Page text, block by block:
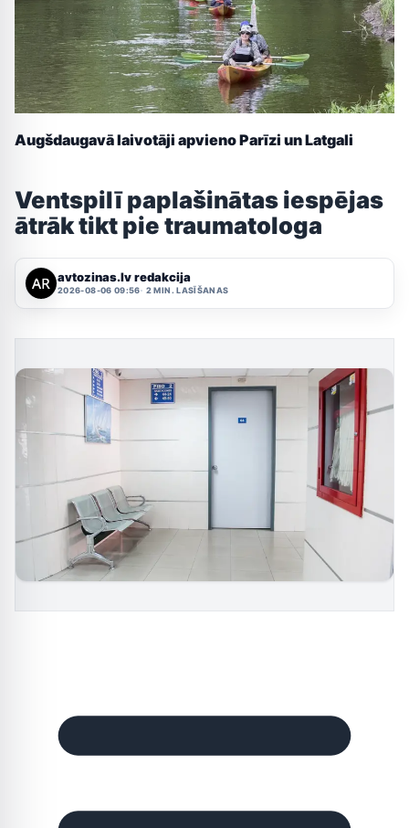
Augšdaugavā laivotāji apvieno Parīzi un Latgali
Ventspilī paplašinātas iespējas
ātrāk tikt pie traumatologa
avtozinas.lv redakcija
2026-08-06 09:56 2 MIN. LASĪŠANAS